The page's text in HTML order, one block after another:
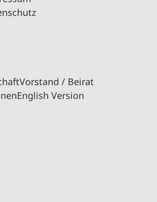
Vorstand / Beirat
English Version